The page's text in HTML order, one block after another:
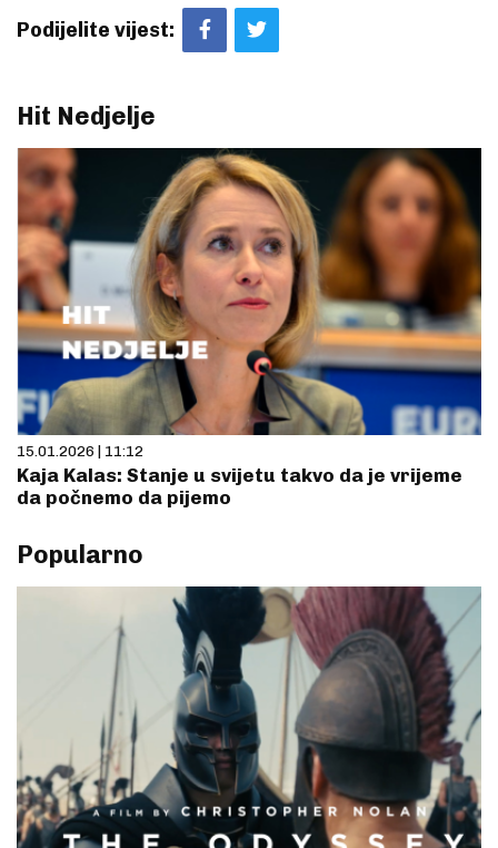
Podijelite vijest:
Hit Nedjelje
15.01.2026 | 11:12
Kaja Kalas: Stanje u svijetu takvo da je vrijeme
da počnemo da pijemo
Popularno